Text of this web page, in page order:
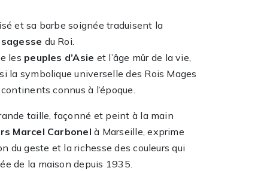
et sa barbe soignée traduisent la
du Roi.
les peuples d’Asie et l’âge mûr de la vie,
la symbolique universelle des Rois Mages
connus à l’époque.
taille, façonné et peint à la main
Marcel Carbonel à Marseille, exprime
du geste et la richesse des couleurs qui
de la maison depuis 1935.